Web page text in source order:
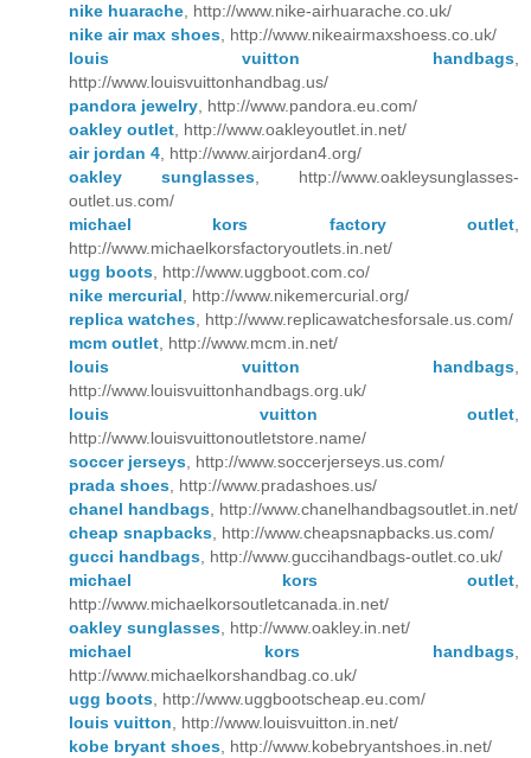
nike huarache , http://www.nike-airhuarache.co.uk/
nike air max shoes , http://www.nikeairmaxshoess.co.uk/
louis vuitton handbags
http://www.louisvuittonhandbag.us/
pandora jewelry , http://www.pandora.eu.com/
oakley outlet , http://www.oakleyoutlet.in.net/
air jordan 4 , http://www.airjordan4.org/
oakley sunglasses , http://www.oakleysunglasses-
outlet.us.com/
michael kors factory outlet
http://www.michaelkorsfactoryoutlets.in.net/
ugg boots , http://www.uggboot.com.co/
nike mercurial , http://www.nikemercurial.org/
replica watches , http://www.replicawatchesforsale.us.com/
mcm outlet , http://www.mcm.in.net/
louis vuitton handbags
http://www.louisvuittonhandbags.org.uk/
louis vuitton outlet
http://www.louisvuittonoutletstore.name/
soccer jerseys , http://www.soccerjerseys.us.com/
prada shoes , http://www.pradashoes.us/
chanel handbags , http://www.chanelhandbagsoutlet.in.net/
cheap snapbacks , http://www.cheapsnapbacks.us.com/
gucci handbags , http://www.guccihandbags-outlet.co.uk/
michael kors outlet
http://www.michaelkorsoutletcanada.in.net/
oakley sunglasses , http://www.oakley.in.net/
michael kors handbags
http://www.michaelkorshandbag.co.uk/
ugg boots , http://www.uggbootscheap.eu.com/
louis vuitton , http://www.louisvuitton.in.net/
kobe bryant shoes , http://www.kobebryantshoes.in.net/